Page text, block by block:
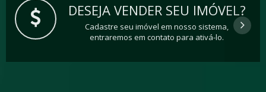
DESEJA VENDER SEU IMÓVEL?
Cadastre seu imóvel em nosso sistema,
entraremos em contato para ativá-lo.